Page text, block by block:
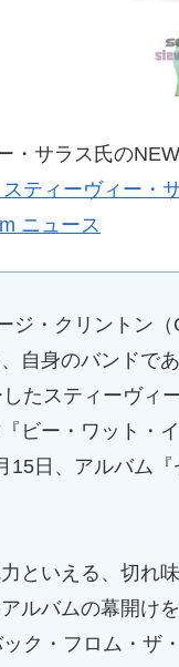
・サラス氏の
ティーヴィー・
ニュース
ジ・クリントン
自身のバンドで
たスティーヴィ
ビー・ワット・
日、アルバム『
といえる、切れ
ルバムの幕開け
ク・フロム・ザ